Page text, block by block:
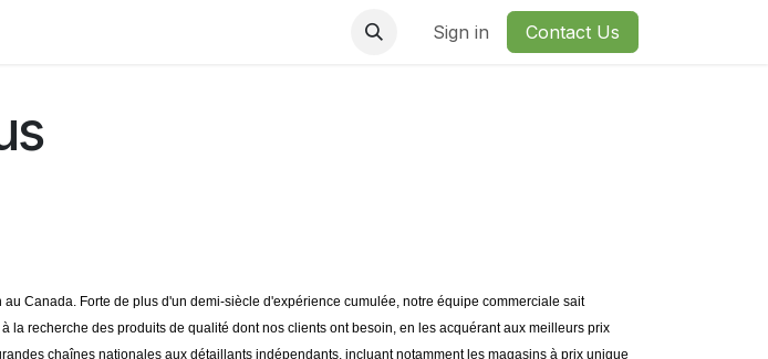
Sign in Contact Us
Canada. Forte de plus d'un demi-siècle d'expérience cumulée, notre équipe commerciale sait
recherche des produits de qualité dont nos clients ont besoin, en les acquérant aux meilleurs prix
chaînes nationales aux détaillants indépendants, incluant notamment les magasins à prix unique